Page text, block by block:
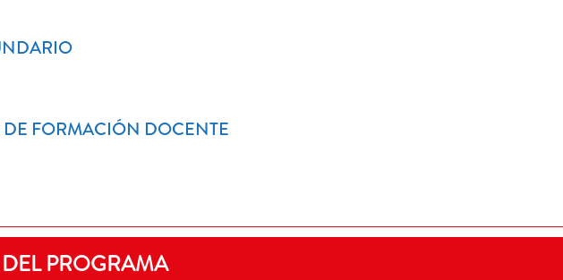
DE FORMACIÓN DOCENTE
PROGRAMA